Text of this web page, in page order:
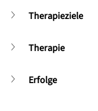
Therapieziele
Therapie
Erfolge